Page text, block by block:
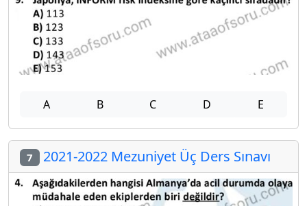
A B C D E
7 2021-2022 Mezuniyet Üç Ders Sınavı